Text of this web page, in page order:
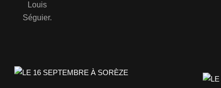
Louis
Séguier.